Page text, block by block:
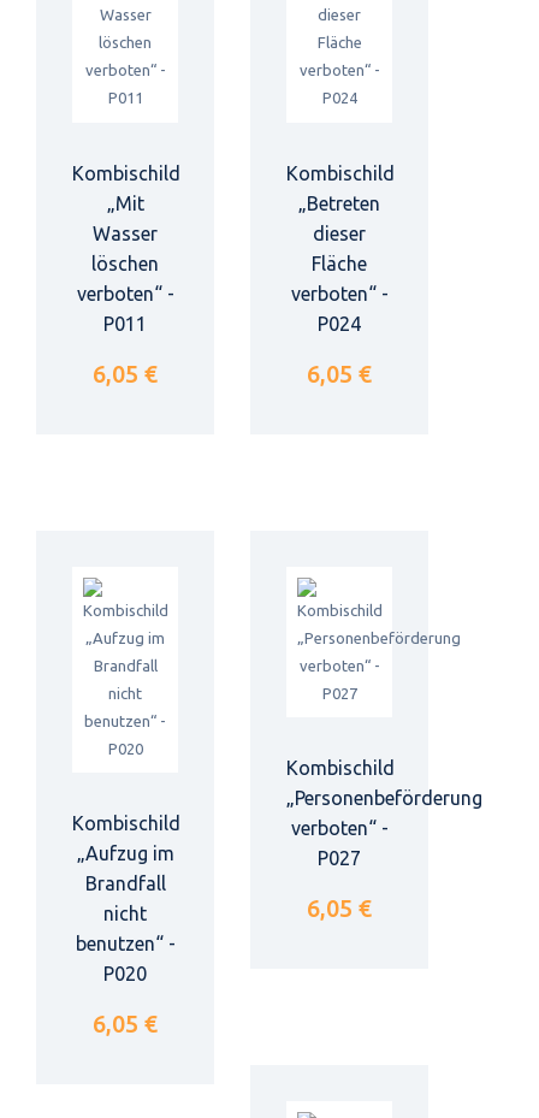
Kombischild
„Mit
Wasser
löschen
verboten“ -
P011
6,05 €
Kombischild
„Betreten
dieser
Fläche
verboten“ -
P024
6,05 €
Kombischild
„Aufzug im
Brandfall
nicht
benutzen“ -
P020
6,05 €
Kombischild
„Personenbeförderung
verboten“ -
P027
6,05 €